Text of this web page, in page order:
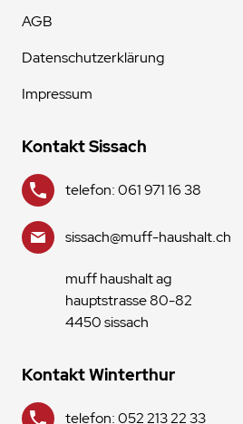
AGB
Datenschutzerklärung
Impressum
Kontakt Sissach
telefon: 061 971 16 38
sissach@muff-haushalt.ch
muff haushalt ag
hauptstrasse 80-82
4450 sissach
Kontakt Winterthur
telefon: 052 213 22 33